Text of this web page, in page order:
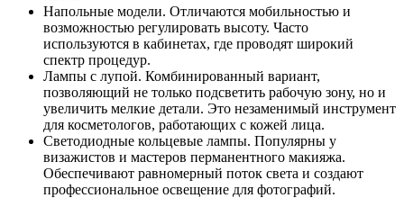
Напольные модели. Отличаются мобильностью и
возможностью регулировать высоту. Часто
используются в кабинетах, где проводят широкий
спектр процедур.
Лампы с лупой. Комбинированный вариант,
позволяющий не только подсветить рабочую зону, но и
увеличить мелкие детали. Это незаменимый инструмент
для косметологов, работающих с кожей лица.
Светодиодные кольцевые лампы. Популярны у
визажистов и мастеров перманентного макияжа.
Обеспечивают равномерный поток света и создают
профессиональное освещение для фотографий.